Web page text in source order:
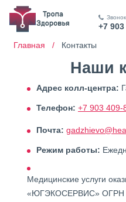
+7
Главная / Контакты
Наши
Адрес колл-центра:
Телефон: +7 903 409-
Почта:
Режим работы:
Медицинские услуги
«ЮГЭКОСЕРВИС» ОГРН